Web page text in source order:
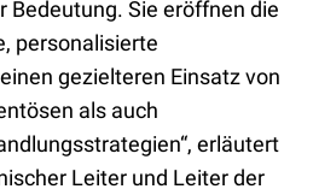
Bedeutung. Sie eröffnen die
personalisierte
gezielteren Einsatz von
als auch
erläutert
Leiter und Leiter der